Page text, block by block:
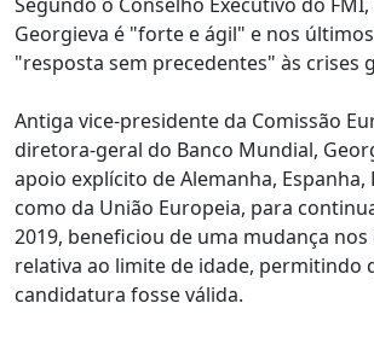
Georgieva é "forte e ágil" e nos
"resposta sem precedentes" às crises
Antiga vice-presidente da Comissão
diretora-geral do Banco Mundial,
apoio explícito de Alemanha, Espanha,
como da União Europeia, para
2019, beneficiou de uma mudança
relativa ao limite de idade, permitindo
candidatura fosse válida.